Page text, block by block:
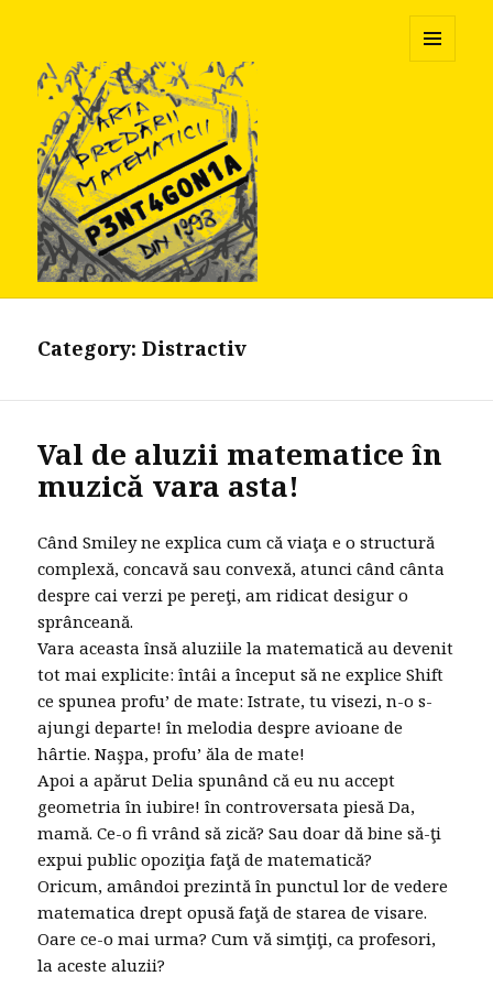
Category:Distractiv
Val de aluzii matematice în
muzică vara asta!
Când Smiley ne explica cum că viaţa e o structură
complexă, concavă sau convexă, atunci când cânta
despre cai verzi pe pereţi, am ridicat desigur o
sprânceană.
Vara aceasta însă aluziile la matematică au devenit
tot mai explicite: întâi a început să ne explice Shift
ce spunea profu’ de mate: Istrate, tu visezi, n-o s-
ajungi departe! în melodia despre avioane de
hârtie. Naşpa, profu’ ăla de mate!
Apoi a apărut Delia spunând că eu nu accept
geometria în iubire! în controversata piesă Da,
mamă. Ce-o fi vrând să zică? Sau doar dă bine să-ţi
expui public opoziţia faţă de matematică?
Oricum, amândoi prezintă în punctul lor de vedere
matematica drept opusă faţă de starea de visare.
Oare ce-o mai urma? Cum vă simţiţi, ca profesori,
la aceste aluzii?